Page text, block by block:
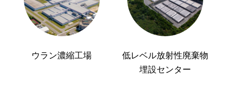
ウラン濃縮工場
低レベル放射性廃棄物
埋設センター